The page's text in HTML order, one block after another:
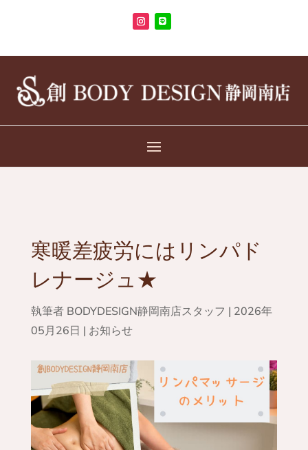
寒暖差疲労にはリンパド
レナージュ★
執筆者 BODYDESIGN静岡南店スタッフ | 2026年
05月26日 | お知らせ